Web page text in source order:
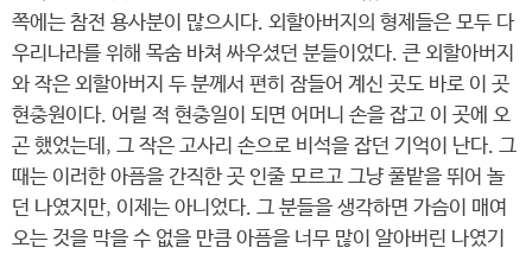
쪽에는 참전 용사분이 많으시다. 외할아버지의 형제들은 모두 다
우리나라를 위해 목숨 바쳐 싸우셨던 분들이었다. 큰 외할아버지
와 작은 외할아버지 두 분께서 편히 잠들어 계신 곳도 바로 이 곳
현충원이다. 어릴 적 현충일이 되면 어머니 손을 잡고 이 곳에 오
곤 했었는데, 그 작은 고사리 손으로 비석을 잡던 기억이 난다. 그
때는 이러한 아픔을 간직한 곳 인줄 모르고 그냥 풀밭을 뛰어 놀
던 나였지만, 이제는 아니었다. 그 분들을 생각하면 가슴이 매여
오는 것을 막을 수 없을 만큼 아픔을 너무 많이 알아버린 나였기